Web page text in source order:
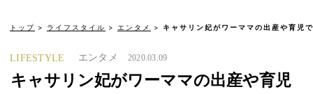
トップ ライフスタイル エンタメ キャサリン妃がワーママの出産や育児
LIFESTYLE エンタメ 2020.03.09
キャサリン妃がワーママの出産や育児